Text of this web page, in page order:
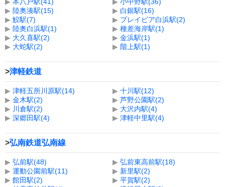
▶ 陸奥湊駅(15) ▶ 白銀駅(16)
▶ 鮫駅(7) ▶ プレイピア白浜駅(2)
▶ 陸奥白浜駅(1) ▶ 種差海岸駅(1)
▶ 大久喜駅(2) ▶ 金浜駅(1)
▶ 大蛇駅(2) ▶ 階上駅(1)
>津軽鉄道
▶ 津軽五所川原駅(14) ▶ 十川駅(12)
▶ 金木駅(2) ▶ 芦野公園駅(2)
▶ 川倉駅(2) ▶ 大沢内駅(4)
▶ 深郷田駅(4) ▶ 津軽中里駅(4)
>弘南鉄道弘南線
▶ 弘前駅(48) ▶ 弘前東高前駅(18)
▶ 運動公園前駅(11) ▶ 新里駅(2)
▶ 館田駅(2) ▶ 平賀駅(2)